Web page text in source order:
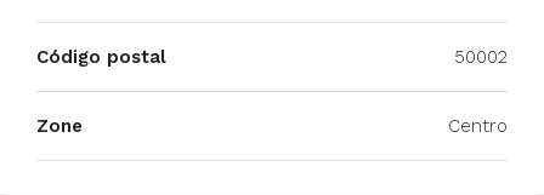
Código postal 50002
Zone Centro